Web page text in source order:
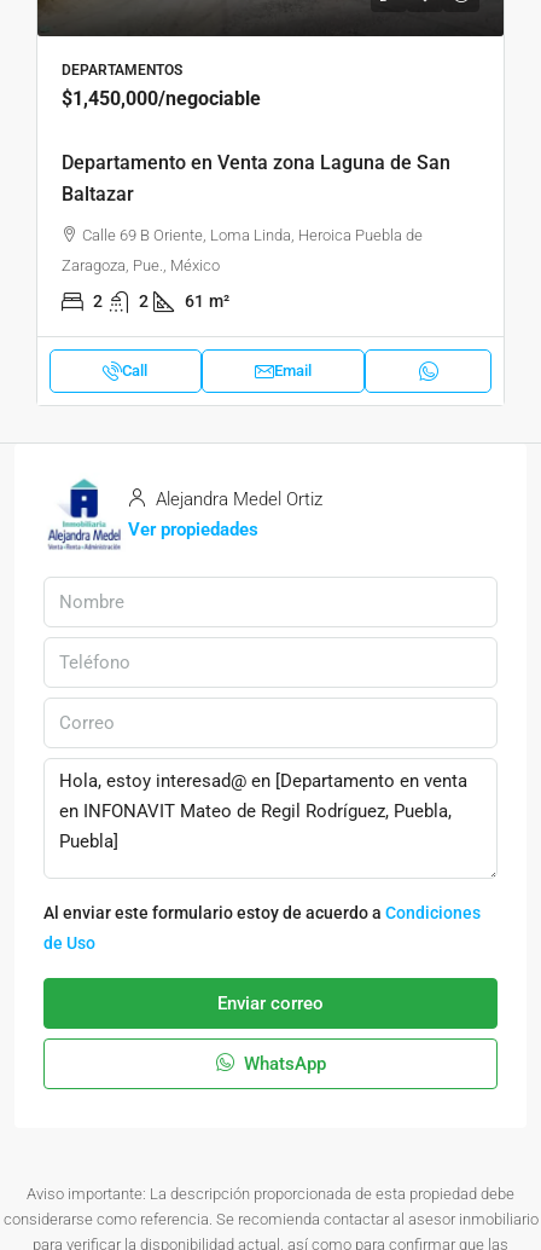
DEPARTAMENTOS
$1,450,000/negociable
Departamento en Venta zona Laguna de San
Baltazar
Calle 69 B Oriente, Loma Linda, Heroica Puebla de
Zaragoza, Pue., México
2 2 61 m²
Call Email
Alejandra Medel Ortiz
Ver propiedades
Al enviar este formulario estoy de acuerdo a Condiciones
de Uso
Enviar correo
WhatsApp
Aviso importante: La descripción proporcionada de esta propiedad debe
considerarse como referencia. Se recomienda contactar al asesor inmobiliario
para verificar la disponibilidad actual, así como para confirmar que las